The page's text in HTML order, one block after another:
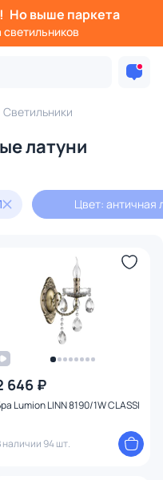
Но выше паркета
Светильники
латуни
Цвет: античная
646 ₽
Lumion LINN 8190/1W CLASSI
наличии 94 шт.
Потолочные